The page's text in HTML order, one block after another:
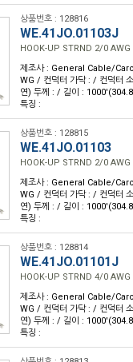
상품번호 : 128816
WE.41JO.01103J
HOOK-UP STRND 2/0 AWG
제조사 : General Cable/
WG / 컨덕터 가닥 : / 컨덕터
연) 두께 : / 길이 :
특징 :
상품번호 : 128815
WE.41JO.01103
HOOK-UP STRND 2/0 AWG
제조사 : General Cable/
WG / 컨덕터 가닥 : / 컨덕터
연) 두께 : / 길이 :
특징 :
상품번호 : 128814
WE.41JO.01101J
HOOK-UP STRND 4/0 AWG
제조사 : General Cable/
WG / 컨덕터 가닥 : / 컨덕터
연) 두께 : / 길이 :
특징 :